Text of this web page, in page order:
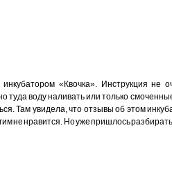
«Квочка». Инструкция не
туда воду наливать или только
Там увидела, что отзывы об этом
не нравится. Но уже пришлось